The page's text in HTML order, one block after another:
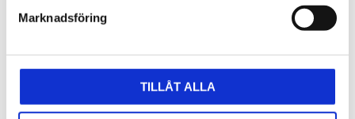
Marknadsföring
TILLÅT ALLA